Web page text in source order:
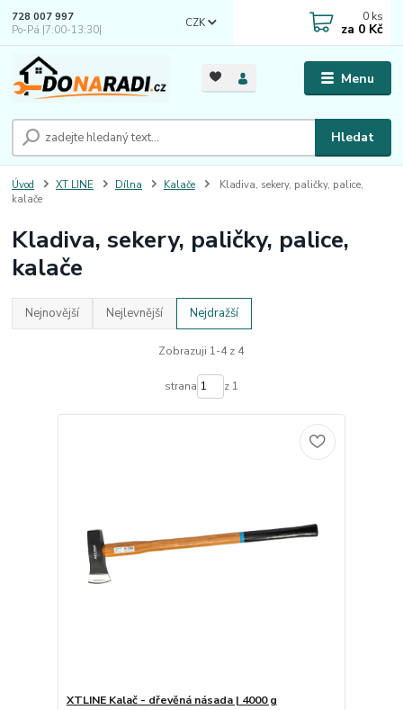
Menu
CZK
Hledat
728 007 997
Po-Pá |7:00-13:30|
0 ks
za 0 Kč
Úvod XT LINE Dílna Kalače
Kladiva, sekery, paličky, palice,
kalače
Kladiva, sekery, paličky, palice,
kalače
Nejnovější Nejlevnější Nejdražší
Zobrazuji 1-4 z 4
strana z 1
XTLINE Kalač - dřevěná násada | 4000 g